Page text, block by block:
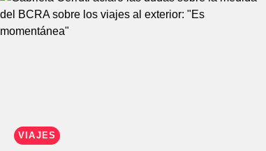
VIAJES